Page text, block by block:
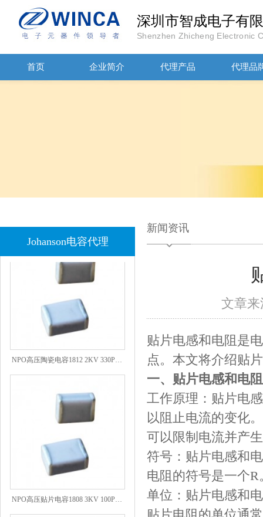
深圳市智成电子有
Shenzhen Zhicheng Electronic
首页 企业简介 代理产品 代理品
Johanson电容代理
新闻资讯
文章
贴片电感和电阻是
点。本文将介绍贴
一、贴片电感和电
工作原理：贴片电
以阻止电流的变化
可以限制电流并产
符号：贴片电感和
电阻的符号是一个R
单位：贴片电感和